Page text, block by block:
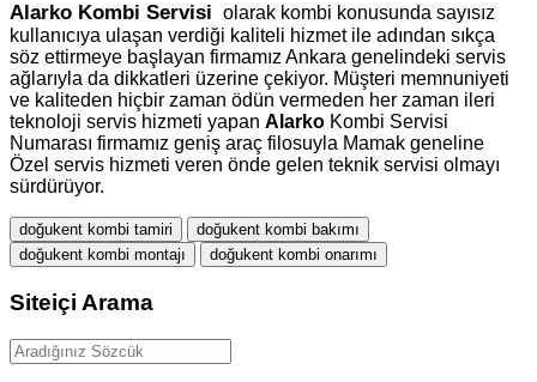
Alarko Kombi Servisi olarak kombi konusunda sayısız
kullanıcıya ulaşan verdiği kaliteli hizmet ile adından sıkça
söz ettirmeye başlayan firmamız Ankara genelindeki servis
ağlarıyla da dikkatleri üzerine çekiyor. Müşteri memnuniyeti
ve kaliteden hiçbir zaman ödün vermeden her zaman ileri
teknoloji servis hizmeti yapan Alarko Kombi Servisi
Numarası firmamız geniş araç filosuyla Mamak geneline
Özel servis hizmeti veren önde gelen teknik servisi olmayı
sürdürüyor.
doğukent kombi tamiri
doğukent kombi bakımı
doğukent kombi montajı
doğukent kombi onarımı
Siteiçi Arama